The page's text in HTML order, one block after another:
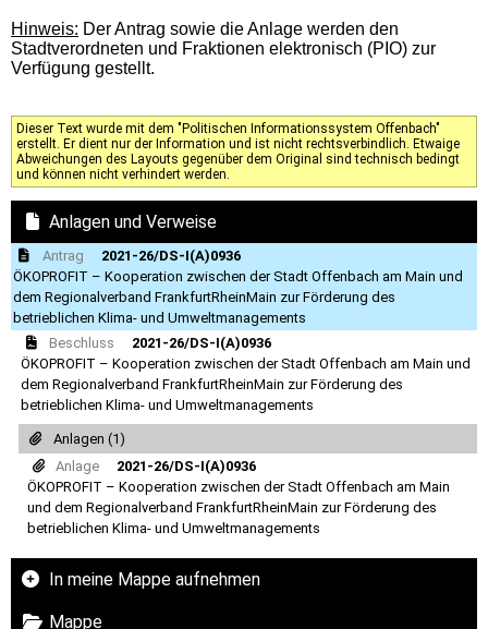
Hinweis: Der Antrag sowie die Anlage werden den
Stadtverordneten und Fraktionen elektronisch (PIO) zur
Verfügung gestellt.
Dieser Text wurde mit dem "Politischen Informationssystem Offenbach"
erstellt. Er dient nur der Information und ist nicht rechtsverbindlich. Etwaige
Abweichungen des Layouts gegenüber dem Original sind technisch bedingt
und können nicht verhindert werden.
Anlagen und Verweise
Antrag
2021-26/DS-I(A)0936
ÖKOPROFIT – Kooperation zwischen der Stadt Offenbach am Main und
dem Regionalverband FrankfurtRheinMain zur Förderung des
betrieblichen Klima- und Umweltmanagements
Beschluss
2021-26/DS-I(A)0936
ÖKOPROFIT – Kooperation zwischen der Stadt Offenbach am Main und
dem Regionalverband FrankfurtRheinMain zur Förderung des
betrieblichen Klima- und Umweltmanagements
Anlagen (1)
Anlage
2021-26/DS-I(A)0936
ÖKOPROFIT – Kooperation zwischen der Stadt Offenbach am Main
und dem Regionalverband FrankfurtRheinMain zur Förderung des
betrieblichen Klima- und Umweltmanagements
In meine Mappe aufnehmen
Mappe